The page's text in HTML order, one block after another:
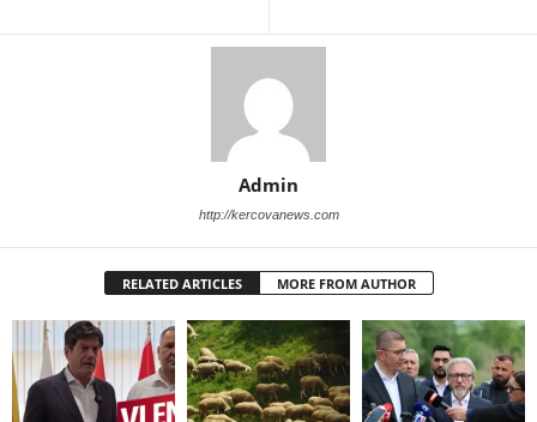
Admin
http://kercovanews.com
RELATED ARTICLES MORE FROM AUTHOR